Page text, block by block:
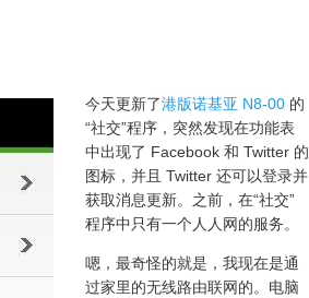
今天更新了港版诺基亚 N8-00的
“社交”程序，突然发现在功能表
中出现了 Facebook 和 Twitter 的
图标，并且 Twitter 还可以登录并
获取消息更新。之前，在“社交”
程序中只有一个人人网的服务。
嗯，最奇怪的就是，我现在是通
过家里的无线路由联网的。电脑